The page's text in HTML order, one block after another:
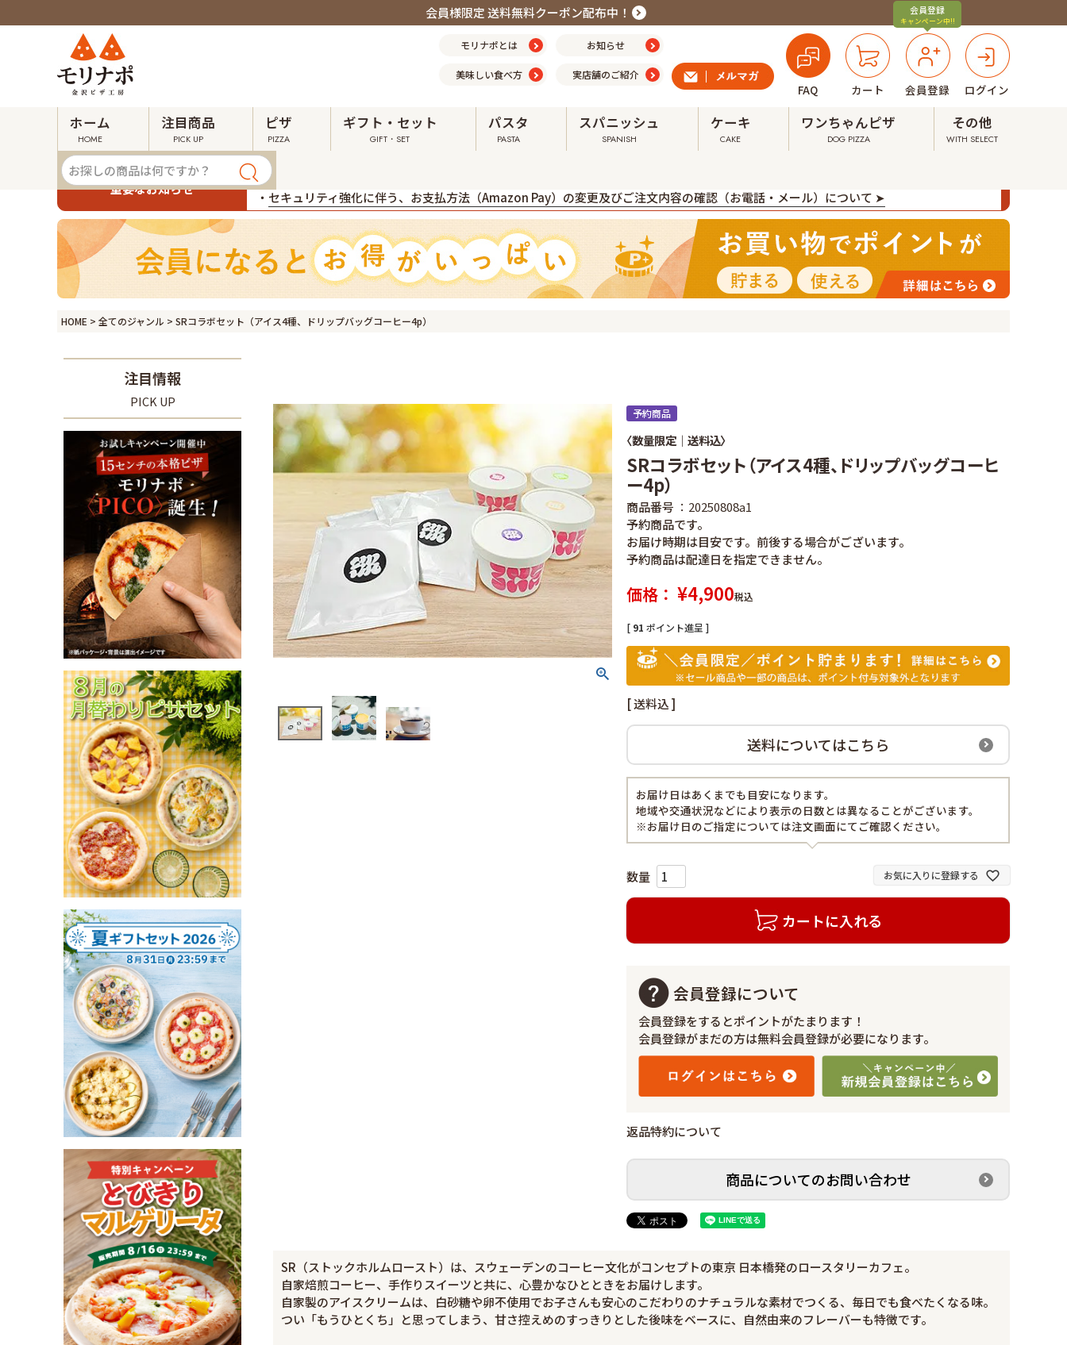
会員様限定 送料無料クーポン配布中！
モリナポとは お知らせ
美味しい食べ方 実店舗のご紹介
FAQ カート 会員登録
会員登録
キャンペーン中!!
ログイン
ホーム
HOME
注目商品
PICK UP
ピザ
PIZZA
ギフト・セット
GIFT・SET
パスタ
PASTA
スパニッシュ
SPANISH
ケーキ
CAKE
ワンちゃんピザ
DOG PIZZA
その他
WITH SELECT
重要なお知らせ
・令和８年熊本地震の影響による配送への影響について ➤
・ セキュリティ強化に伴う、お支払方法（Amazon Pay）の変更及びご注文内容の確認（お電話・メール）について ➤
HOME 全てのジャンル SRコラボセット（アイス4種、ドリップバッグコーヒー4p）
注目情報
PICK UP
予約商品
〈数量限定｜送料込〉
SRコラボセット（アイス4種、ドリップバッグコーヒ
ー4p）
商品番号
20250808a1
予約商品です。
お届け時期は目安です。前後する場合がございます。
予約商品は配達日を指定できません。
価格 ¥4,900税込
[ 91 ポイント進呈 ]
送料込
送料についてはこちら
お届け日はあくまでも目安になります。
地域や交通状況などにより表示の日数とは異なることがございます。
※お届け日のご指定については注文画面にてご確認ください。
お気に入りに登録する
カートに入れる
会員登録について
会員登録をするとポイントがたまります！
会員登録がまだの方は無料会員登録が必要になります。
返品特約について
商品についてのお問い合わせ
SR（ストックホルムロースト）は、スウェーデンのコーヒー文化がコンセプトの東京 日本橋発のロースタリーカフェ。
自家焙煎コーヒー、手作りスイーツと共に、心豊かなひとときをお届けします。
自家製のアイスクリームは、白砂糖や卵不使用でお子さんも安心のこだわりのナチュラルな素材でつくる、毎日でも食べたくなる味。
つい「もうひとくち」と思ってしまう、甘さ控えめのすっきりとした後味をベースに、自然由来のフレーバーも特徴です。